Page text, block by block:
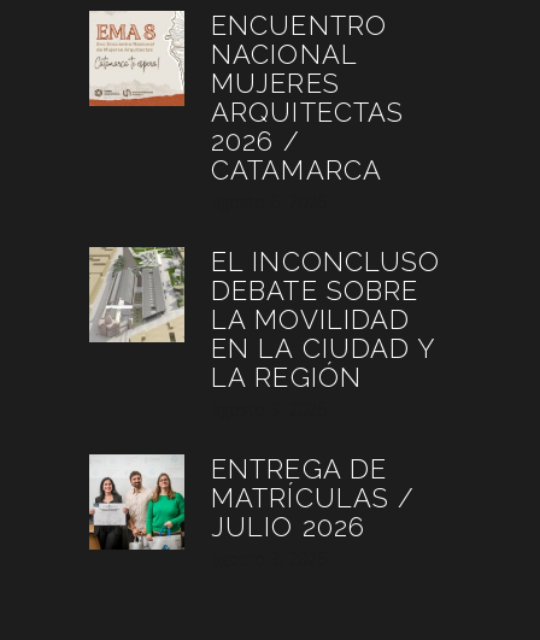
ENCUENTRO
NACIONAL
MUJERES
ARQUITECTAS
2026 /
CATAMARCA
EL INCONCLUSO
DEBATE SOBRE
LA MOVILIDAD
EN LA CIUDAD Y
LA REGIÓN
ENTREGA DE
MATRÍCULAS /
JULIO 2026